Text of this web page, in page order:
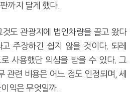
까지 달게 했다.
도 관광지에 법인차량을 끌고 왔다
주장하긴 쉽지 않을 것이다. 되레
사용했단 의심을 받을 수 있다. 그
관련 비용은 어느 정도 인정되며, 세
익은 무엇일까.